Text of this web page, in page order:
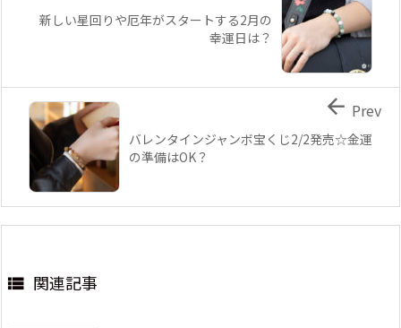
新しい星回りや厄年がスタートする2月の
幸運日は？
バレンタインジャンボ宝くじ2/2発売☆金運
の準備はOK？
 Prev
 関連記事